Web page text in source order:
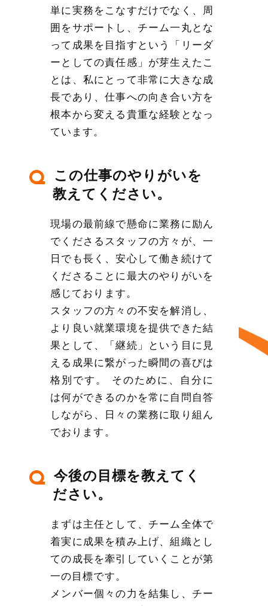
単に実務をこなすだけでなく、周
囲をサポートし、チーム一丸とな
って成果を目指すという「リーダ
ーとしての責任感」が芽生えたこ
とは、私にとって非常に大きな成
長であり、仕事への向き合い方を
根本から変える貴重な経験となっ
ています。
Q
この仕事のやりがいを
教えてください。
現場の最前線で懸命に業務に励ん
でくださるスタッフの方々が、一
日でも長く、安心して働き続けて
くださることに最大のやりがいを
感じております。
スタッフの方々の不安を解消し、
より良い就業環境を提供できた結
果として、「継続」という目に見
える成果に繋がった瞬間の喜びは
格別です。 そのために、自分に
は何ができるのかを常に自問自答
しながら、日々の業務に取り組ん
でおります。
Q 今後の目標を教えてく
ださい。
まずは主任として、チーム全体で
着実に成果を積み上げ、組織とし
ての成長を牽引していくことが第
一の目標です。
メンバー個々の力を結集し、チー